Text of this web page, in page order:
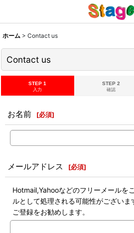
ホーム > Contact us
Contact us
STEP 1
入力
STEP 2
確認
お名前 [必須]
メールアドレス [必須]
Hotmail,Yahooなどのフリーメールを
ルとして処理される可能性がござい
ご登録をお勧めします。